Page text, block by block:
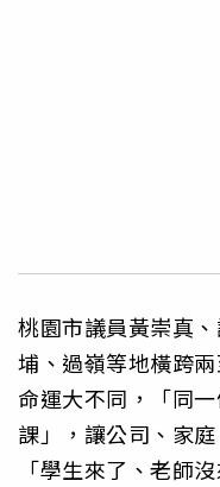
桃園市議員黃崇真
埔、過嶺等地橫跨
命運大不同，「同
課」，讓公司、家
「學生來了、老師